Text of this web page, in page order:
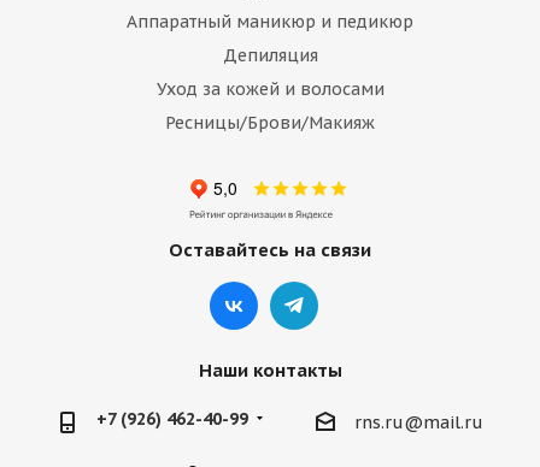
Аппаратный маникюр и педикюр
Депиляция
Уход за кожей и волосами
Ресницы/Брови/Макияж
Оставайтесь на связи
Наши контакты
+7 (926) 462-40-99 rns.ru@mail.ru